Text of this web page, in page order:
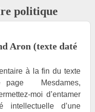
politique
Aron (texte daté
à la fin du texte
page Mesdames,
moi d’entamer
intellectuelle d’une